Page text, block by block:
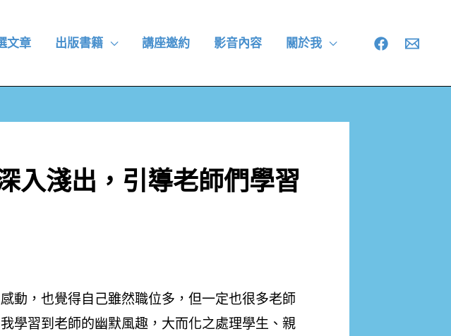
文章 出版書籍 講座邀約 影音內容 關於我
入淺出，引導老師們學習
動，也覺得自己雖然職位多，但一定也很多老師
學習到老師的幽默風趣，大而化之處理學生、親